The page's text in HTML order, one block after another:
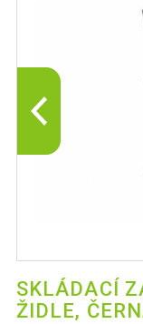
SKLÁDACÍ
ŽIDLE,